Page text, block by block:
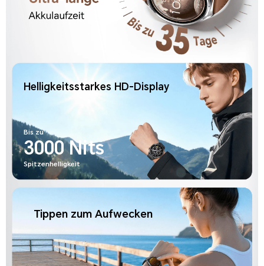
Helligkeitsstarkes HD-Display
Bis zu
3000 Nits
Spitzenhelligkeit
Tippen zum Aufwecken